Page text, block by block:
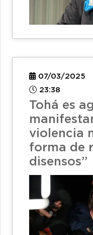
07/03/2025
23:38
Tohá es
violencia
forma de
disensos”